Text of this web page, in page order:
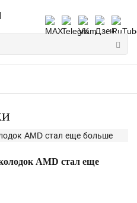
AMD стал еще